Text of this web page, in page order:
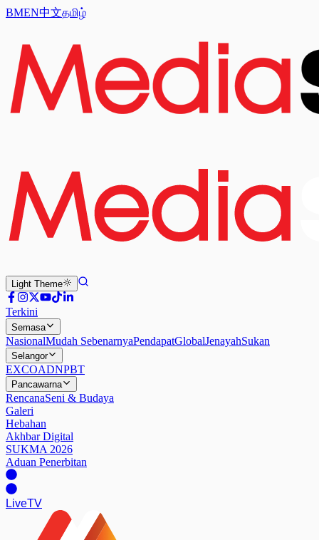
BMEN中文தமிழ்
Light Theme
Terkini
Semasa
NasionalMudah SebenarnyaPendapatGlobalJenayahSukan
Selangor
EXCOADNPBT
Pancawarna
RencanaSeni & Budaya
Galeri
Hebahan
Akhbar Digital
SUKMA 2026
Aduan Penerbitan
LiveTV